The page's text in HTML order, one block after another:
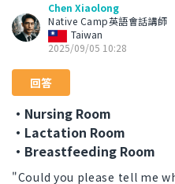
Chen Xiaolong
Native Camp英語會話講師
Taiwan
2025/09/05 10:28
回答
・Nursing Room
・Lactation Room
・Breastfeeding Room
"Could you please tell me